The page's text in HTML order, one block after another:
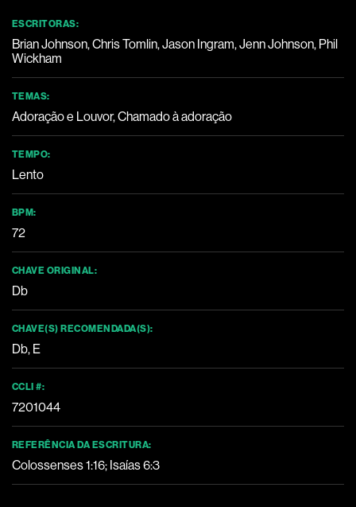
ESCRITORAS:
Brian Johnson, Chris Tomlin, Jason Ingram, Jenn Johnson, Phil
Wickham
TEMAS:
Adoração e Louvor, Chamado à adoração
TEMPO:
Lento
BPM:
72
CHAVE ORIGINAL:
Db
CHAVE(S) RECOMENDADA(S):
Db, E
CCLI #:
7201044
REFERÊNCIA DA ESCRITURA:
Colossenses 1:16; Isaías 6:3